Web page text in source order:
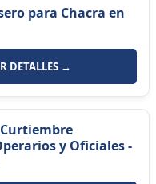
para Chacra en
DETALLES →
y Oficiales -